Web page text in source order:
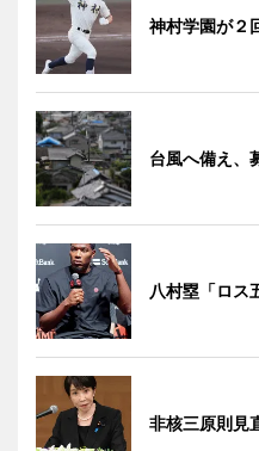
神村学園が
台風へ備え
八村塁「ロス
非核三原則見